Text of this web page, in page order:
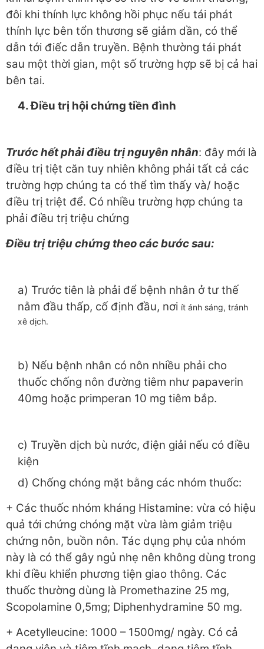
đôi khi thính lực không hồi phục nếu tái phát
thính lực bên tổn thương sẽ giảm dần, có thể
dẫn tới điếc dẫn truyền. Bệnh thường tái phát
sau một thời gian, một số trường hợp sẽ bị cả hai
bên tai.
4. Điều trị hội chứng tiền đình
Trước hết phải điều trị nguyên nhân: đây mới là
điều trị tiệt căn tuy nhiên không phải tất cả các
trường hợp chúng ta có thể tìm thấy và/ hoặc
điều trị triệt để. Có nhiều trường hợp chúng ta
phải điều trị triệu chứng
Điều trị triệu chứng theo các bước sau:
a) Trước tiên là phải để bệnh nhân ở tư thế
nằm đầu thấp, cố định đầu, nơi ít ánh sáng, tránh
xê dịch.
b) Nếu bệnh nhân có nôn nhiều phải cho
thuốc chống nôn đường tiêm như papaverin
40mg hoặc primperan 10 mg tiêm bắp.
c) Truyền dịch bù nước, điện giải nếu có điều
kiện
d) Chống chóng mặt bằng các nhóm thuốc:
+ Các thuốc nhóm kháng Histamine: vừa có hiệu
quả tới chứng chóng mặt vừa làm giảm triệu
chứng nôn, buồn nôn. Tác dụng phụ của nhóm
này là có thể gây ngủ nhẹ nên không dùng trong
khi điều khiển phương tiện giao thông. Các
thuốc thường dùng là Promethazine 25 mg,
Scopolamine 0,5mg; Diphenhydramine 50 mg.
+ Acetylleucine: 1000 – 1500mg/ ngày. Có cả